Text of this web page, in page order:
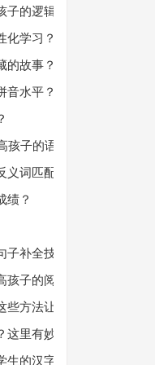
的逻辑思维能力？
化学习？
的故事？
音水平？
子的语言表达能力？
词匹配？
绩？
补全技巧？
子的阅读与写作技能？
方法让你事半功倍！
里有妙招！
的汉字书写能力？